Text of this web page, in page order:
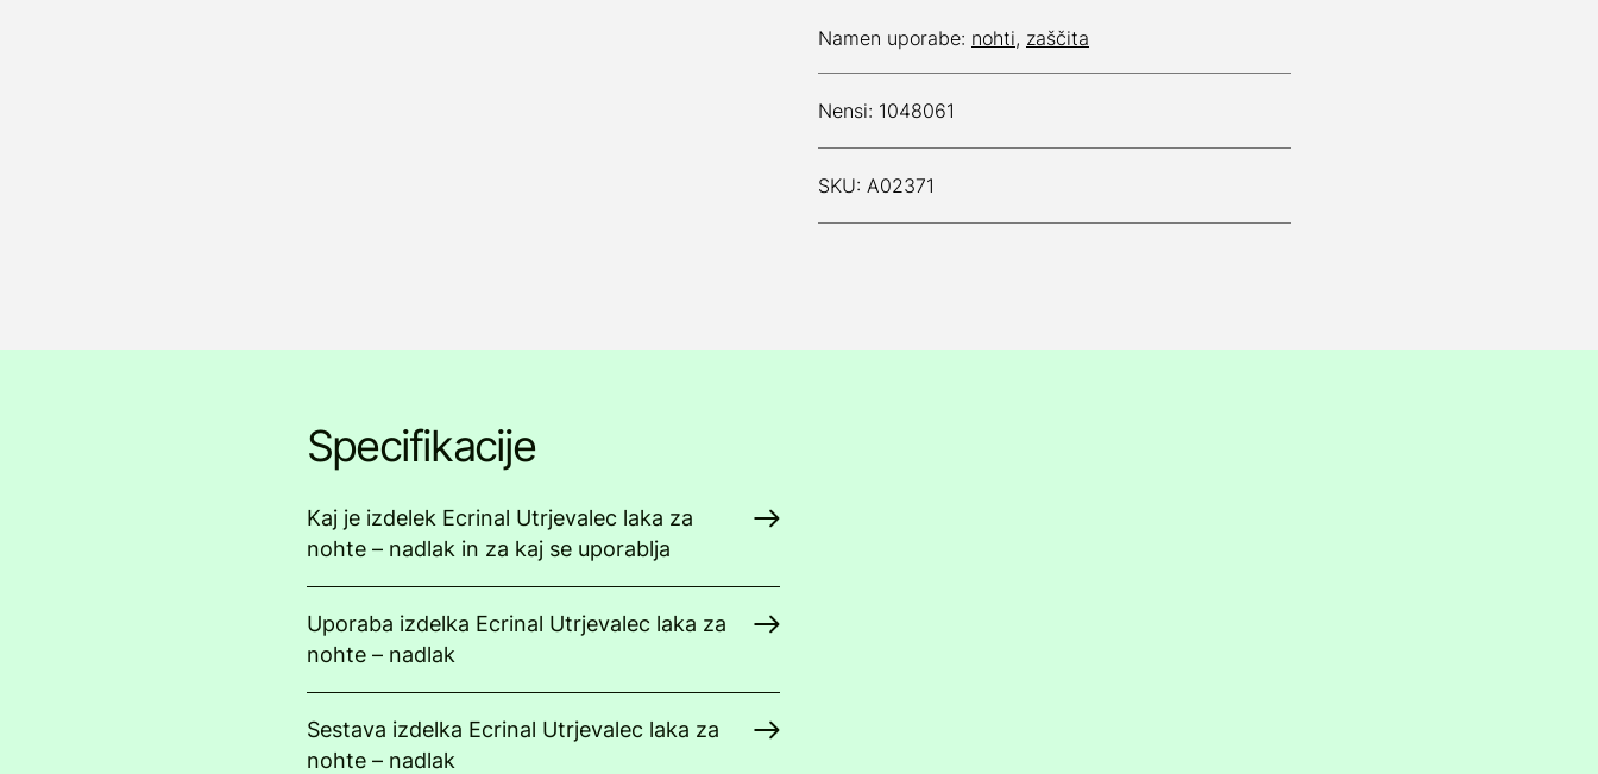
Namen uporabe: nohti, zaščita
Nensi: 1048061
SKU: A02371
Specifikacije
Kaj je izdelek Ecrinal Utrjevalec laka za
nohte – nadlak in za kaj se uporablja
Uporaba izdelka Ecrinal Utrjevalec laka za
nohte – nadlak
Sestava izdelka Ecrinal Utrjevalec laka za
nohte – nadlak